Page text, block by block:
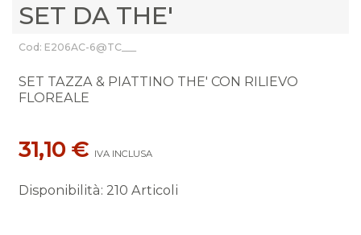
SET DA THE'
Cod: E206AC-6@TC___
SET TAZZA & PIATTINO THE' CON RILIEVO
FLOREALE
31,10 € IVA INCLUSA
Disponibilità: 210 Articoli